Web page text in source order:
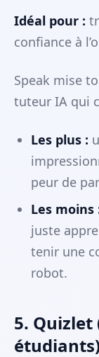
Idéal pour :
confiance à
Speak mise
tuteur IA qui
Les plus :
peur de
Les moins
juste
tenir une
robot.
5. Quizlet